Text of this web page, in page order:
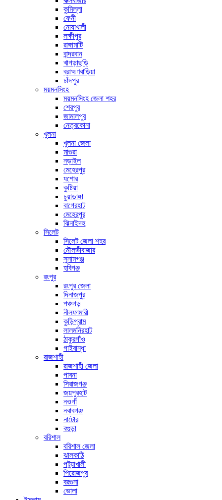
কুমিল্লা
ফেনী
নোয়াখালী
লক্ষীপুর
রাঙ্গামাটি
বান্দরবান
খাগড়াছড়ি
ব্রাহ্মণবাড়িয়া
চাঁদপুর
ময়মনসিংহ
ময়মনসিংহ জেলা শহর
শেরপুর
জামালপুর
নেত্রকোনা
খুলনা
খুলনা জেলা
মাগুরা
নড়াইল
মেহেরপুর
যশোর
কুষ্টিয়া
চুয়াডাঙ্গা
বাগেরহাট
মেহেরপুর
ঝিনাইদহ
সিলেট
সিলেট জেলা শহর
মৌলভীবাজার
সুনামগঞ্জ
হবিগঞ্জ
রংপুর
রংপুর জেলা
দিনাজপুর
পঞ্চগড়
নীলফামারী
কুড়িগ্রাম
লালমনিরহাট
ঠাকুরগাঁও
গাইবান্ধা
রাজশাহী
রাজশাহী জেলা
পাবনা
সিরাজগঞ্জ
জয়পুরহাট
নওগাঁ
নবাবগঞ্জ
নাটোর
বগুড়া
বরিশাল
বরিশাল জেলা
ঝালকাঠি
পটুয়াখালী
পিরোজপুর
বরগুনা
ভোলা